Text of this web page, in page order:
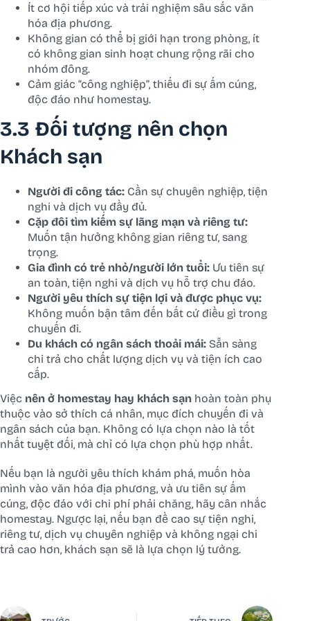
Ít cơ hội tiếp xúc và trải nghiệm sâu sắc văn
hóa địa phương.
Không gian có thể bị giới hạn trong phòng, ít
có không gian sinh hoạt chung rộng rãi cho
nhóm đông.
Cảm giác “công nghiệp”, thiếu đi sự ấm cúng,
độc đáo như homestay.
3.3 Đối tượng nên chọn
Khách sạn
Người đi công tác: Cần sự chuyên nghiệp, tiện
nghi và dịch vụ đầy đủ.
Cặp đôi tìm kiếm sự lãng mạn và riêng tư:
Muốn tận hưởng không gian riêng tư, sang
trọng.
Gia đình có trẻ nhỏ/người lớn tuổi: Ưu tiên sự
an toàn, tiện nghi và dịch vụ hỗ trợ chu đáo.
Người yêu thích sự tiện lợi và được phục vụ:
Không muốn bận tâm đến bất cứ điều gì trong
chuyến đi.
Du khách có ngân sách thoải mái: Sẵn sàng
chi trả cho chất lượng dịch vụ và tiện ích cao
cấp.
Việc nên ở homestay hay khách sạn hoàn toàn phụ
thuộc vào sở thích cá nhân, mục đích chuyến đi và
ngân sách của bạn. Không có lựa chọn nào là tốt
nhất tuyệt đối, mà chỉ có lựa chọn phù hợp nhất.
Nếu bạn là người yêu thích khám phá, muốn hòa
mình vào văn hóa địa phương, và ưu tiên sự ấm
cúng, độc đáo với chi phí phải chăng, hãy cân nhắc
homestay. Ngược lại, nếu bạn đề cao sự tiện nghi,
riêng tư, dịch vụ chuyên nghiệp và không ngại chi
trả cao hơn, khách sạn sẽ là lựa chọn lý tưởng.